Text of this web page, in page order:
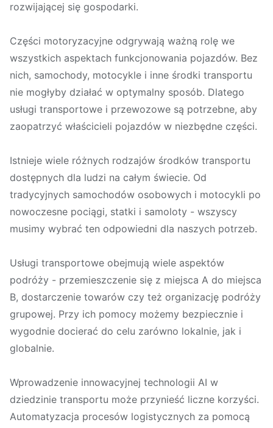
rozwijającej się gospodarki.
Części motoryzacyjne odgrywają ważną rolę we
wszystkich aspektach funkcjonowania pojazdów. Bez
nich, samochody, motocykle i inne środki transportu
nie mogłyby działać w optymalny sposób. Dlatego
usługi transportowe i przewozowe są potrzebne, aby
zaopatrzyć właścicieli pojazdów w niezbędne części.
Istnieje wiele różnych rodzajów środków transportu
dostępnych dla ludzi na całym świecie. Od
tradycyjnych samochodów osobowych i motocykli po
nowoczesne pociągi, statki i samoloty - wszyscy
musimy wybrać ten odpowiedni dla naszych potrzeb.
Usługi transportowe obejmują wiele aspektów
podróży - przemieszczenie się z miejsca A do miejsca
B, dostarczenie towarów czy też organizację podróży
grupowej. Przy ich pomocy możemy bezpiecznie i
wygodnie docierać do celu zarówno lokalnie, jak i
globalnie.
Wprowadzenie innowacyjnej technologii AI w
dziedzinie transportu może przynieść liczne korzyści.
Automatyzacja procesów logistycznych za pomocą